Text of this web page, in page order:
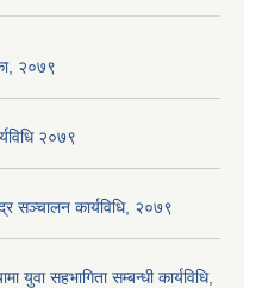
२०७९
२०७९
सञ्चालन कार्यविधि, २०७९
युवा सहभागिता सम्बन्धी कार्यविधि,